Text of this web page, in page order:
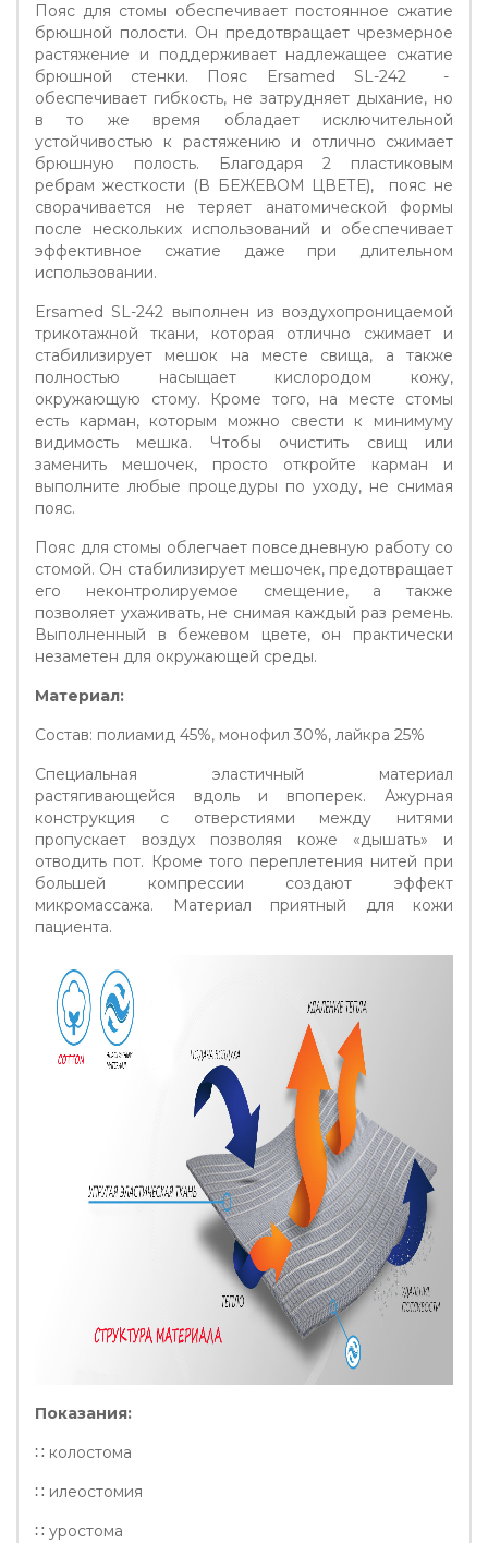
Пояс для стомы обеспечивает постоянное сжатие
брюшной полости. Он предотвращает чрезмерное
растяжение и поддерживает надлежащее сжатие
брюшной стенки. Пояс Ersamed SL-242 -
обеспечивает гибкость, не затрудняет дыхание, но
в то же время обладает исключительной
устойчивостью к растяжению и отлично сжимает
брюшную полость. Благодаря 2 пластиковым
ребрам жесткости (В БЕЖЕВОМ ЦВЕТЕ), пояс не
сворачивается не теряет анатомической формы
после нескольких использований и обеспечивает
эффективное сжатие даже при длительном
использовании.
Ersamed SL-242 выполнен из воздухопроницаемой
трикотажной ткани, которая отлично сжимает и
стабилизирует мешок на месте свища, а также
полностью насыщает кислородом кожу,
окружающую стому. Кроме того, на месте стомы
есть карман, которым можно свести к минимуму
видимость мешка. Чтобы очистить свищ или
заменить мешочек, просто откройте карман и
выполните любые процедуры по уходу, не снимая
пояс.
Пояс для стомы облегчает повседневную работу со
стомой. Он стабилизирует мешочек, предотвращает
его неконтролируемое смещение, а также
позволяет ухаживать, не снимая каждый раз ремень.
Выполненный в бежевом цвете, он практически
незаметен для окружающей среды.
Материал:
Состав: полиамид 45%, монофил 30%, лайкра 25%
Специальная эластичный материал
растягивающейся вдоль и впоперек. Ажурная
конструкция с отверстиями между нитями
пропускает воздух позволяя коже «дышать» и
отводить пот. Кроме того переплетения нитей при
большей компрессии создают эффект
микромассажа. Материал приятный для кожи
пациента.
Показания:
∷ колостома
∷ илеостомия
∷ уростома